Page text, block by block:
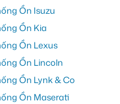
Ồn Isuzu
Ồn Kia
Ồn Lexus
Ồn Lincoln
Ồn Lynk & Co
Ồn Maserati